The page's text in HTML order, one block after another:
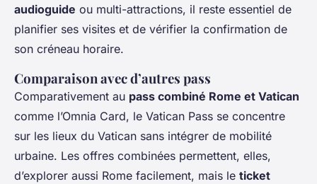
audioguide ou multi-attractions, il reste essentiel de
planifier ses visites et de vérifier la confirmation de
son créneau horaire.
Comparaison avec d’autres pass
Comparativement au pass combiné Rome et Vatican
comme l’Omnia Card, le Vatican Pass se concentre
sur les lieux du Vatican sans intégrer de mobilité
urbaine. Les offres combinées permettent, elles,
d’explorer aussi Rome facilement, mais le ticket